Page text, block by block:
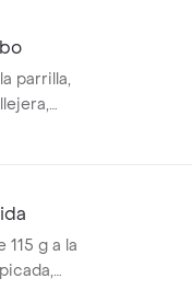
parrilla,
g a la